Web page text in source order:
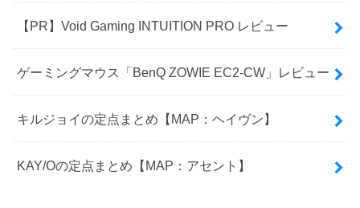
【PR】Void Gaming INTUITION PRO レビュー
ゲーミングマウス「BenQ ZOWIE EC2-CW」レビュー
キルジョイの定点まとめ【MAP：ヘイヴン】
KAY/Oの定点まとめ【MAP：アセント】